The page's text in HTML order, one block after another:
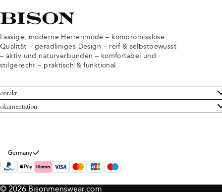
Lässige, moderne Herrenmode – kompromisslose
Qualität – geradliniges Design – reif & selbstbewusst
– aktiv und naturverbunden – komfortabel und
stilgerecht – praktisch & funktional.
Bison
Geschäftsbedingungen
Informationen
Germany
© 2026 Bisonmenswear.com